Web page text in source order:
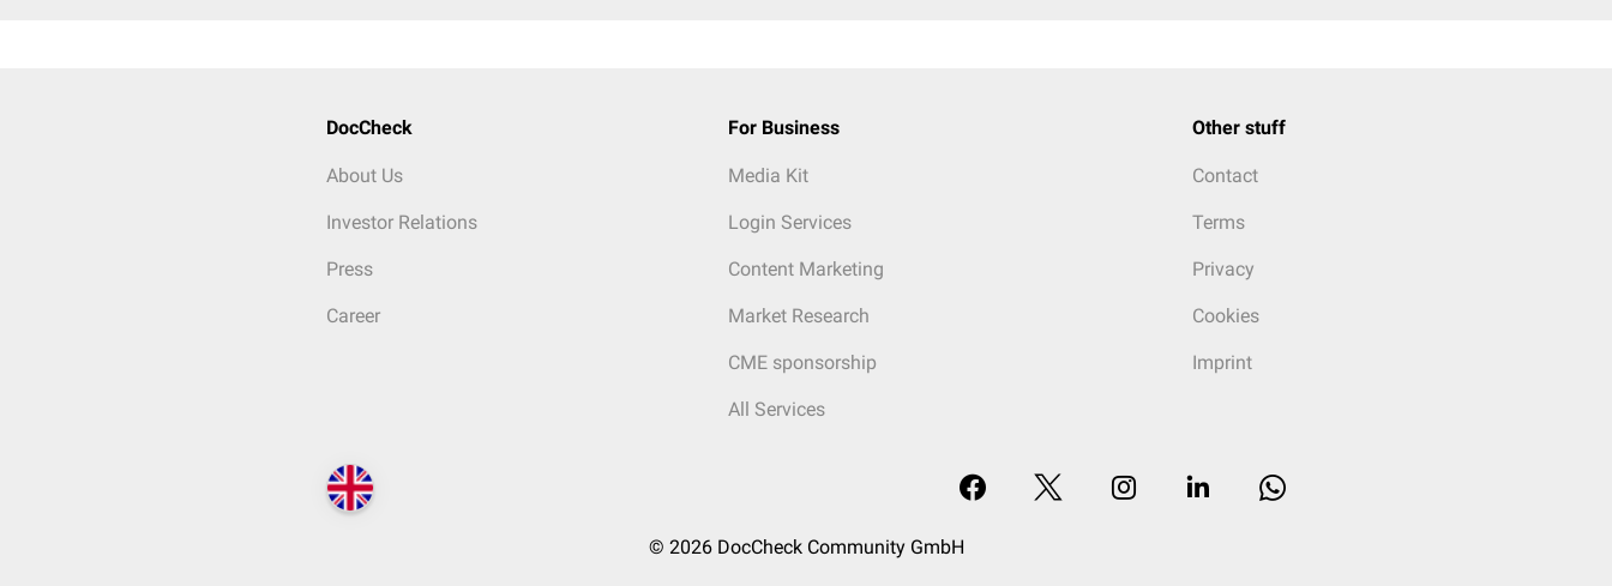
DocCheck
About Us
Investor Relations
Press
Career
For Business
Media Kit
Login Services
Content Marketing
Market Research
CME sponsorship
All Services
Other stuff
Contact
Terms
Privacy
Cookies
Imprint
© 2026 DocCheck Community GmbH